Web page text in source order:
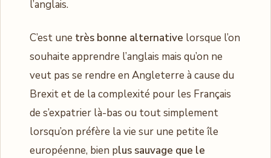
l’anglais.
C’est une très bonne alternative lorsque l’on
souhaite apprendre l’anglais mais qu’on ne
veut pas se rendre en Angleterre à cause du
Brexit et de la complexité pour les Français
de s’expatrier là-bas ou tout simplement
lorsqu’on préfère la vie sur une petite île
européenne, bien plus sauvage que le